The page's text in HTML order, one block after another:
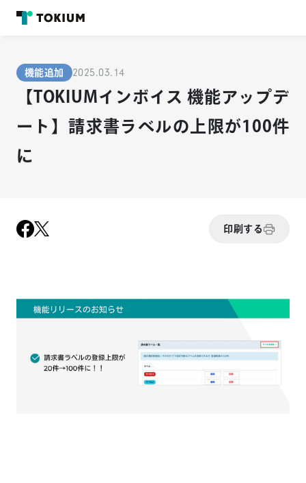
機能追加 2025.03.14
【TOKIUMインボイス 機能アップデ
ート】請求書ラベルの上限が100件
に
印刷する